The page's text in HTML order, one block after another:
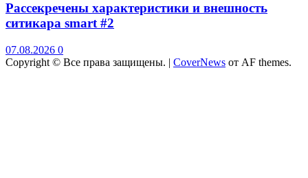
Рассекречены характеристики и внешность
ситикара smart #2
07.08.2026 0
Copyright © Все права защищены. | CoverNews от AF themes.